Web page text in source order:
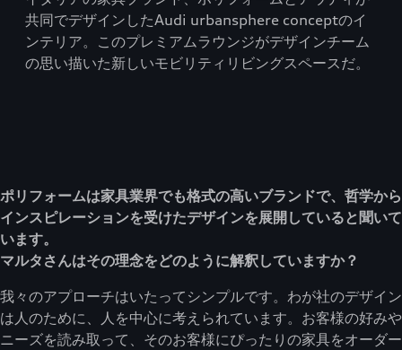
共同でデザインしたAudi urbansphere conceptのイ
ンテリア。このプレミアムラウンジがデザインチーム
の思い描いた新しいモビリティリビングスペースだ。
ポリフォームは家具業界でも格式の高いブランドで、哲学から
インスピレーションを受けたデザインを展開していると聞いて
います。
マルタさんはその理念をどのように解釈していますか？
我々のアプローチはいたってシンプルです。わが社のデザイン
は人のために、人を中心に考えられています。お客様の好みや
ニーズを読み取って、そのお客様にぴったりの家具をオーダー